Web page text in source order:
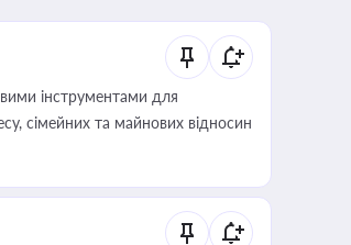
інструментами для
сімейних та майнових відносин